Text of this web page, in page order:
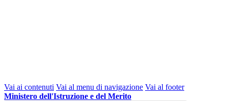
Vai ai contenuti Vai al menu di navigazione Vai al footer
Ministero dell'Istruzione e del Merito